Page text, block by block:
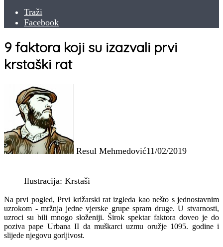
Traži
Facebook
9 faktora koji su izazvali prvi
krstaški rat
Resul Mehmedović11/02/2019
Ilustracija: Krstaši
Na prvi pogled, Prvi križarski rat izgleda kao nešto s jednostavnim
uzrokom - mržnja jedne vjerske grupe spram druge. U stvarnosti,
uzroci su bili mnogo složeniji. Širok spektar faktora doveo je do
poziva pape Urbana II da muškarci uzmu oružje 1095. godine i
slijede njegovu gorljivost.